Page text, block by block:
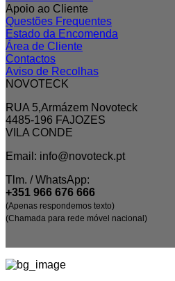
Apoio ao Cliente
Questões Frequentes
Estado da Encomenda
Área de Cliente
Contactos
Aviso de Recolhas
NOVOTECK
RUA 5,Armázem Novoteck
4485-196 FAJOZES
VILA CONDE
Email: info@novoteck.pt
Tlm. / WhatsApp:
+351 966 676 666
(Apenas respondemos texto)
(Chamada para rede móvel nacional)